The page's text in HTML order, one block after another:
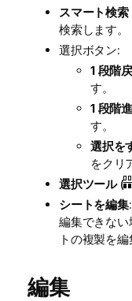
スマート検索
検索します。
選択ボタン:
1 段階
す。
1 段階
す。
選択を
をクリ
選択ツール(
シートを編集
編集できな
トの複製を編
編集